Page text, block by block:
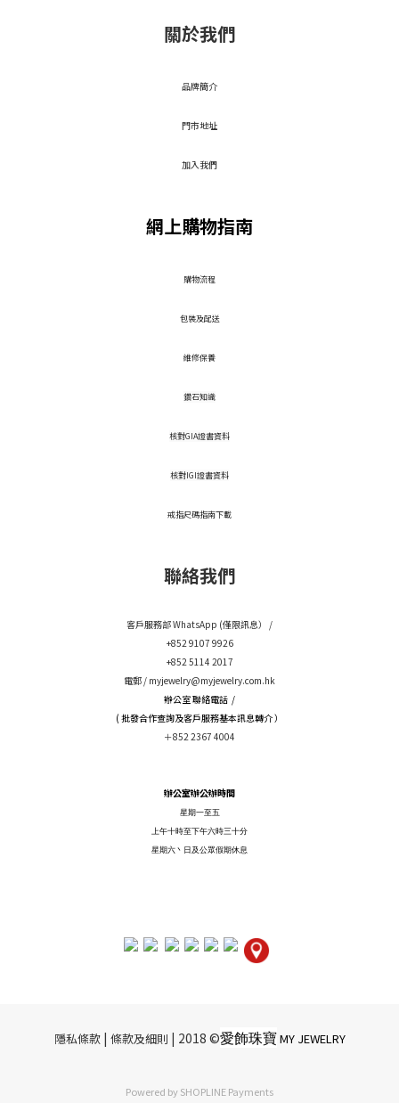
關於我們
品牌簡介
門市地址
加入我們
網上購物指南
​購物流程
包裝及配送
維修保養
鑽石知識
核對GIA證書資料
核對IGI證書資料
戒指尺碼指南下載
聯絡我們
客戶服務部 WhatsApp (僅限訊息） /
+852 9107 9926
+852 5114 2017
電郵 / myjewelry@myjewelry.com.hk
辦公室 聯絡電話 /
( 批發合作查詢及客戶服務基本訊息轉介 ）
＋852 2367 4004
辦公室辦公辦時間
星期一至五
上午十時至下午六時三十分
星期六丶日及公眾假期休息
隱私條款|​ ​ 條款及細則 | 2018 ©愛飾珠寶MY JEWELRY
Powered bySHOPLINE Payments